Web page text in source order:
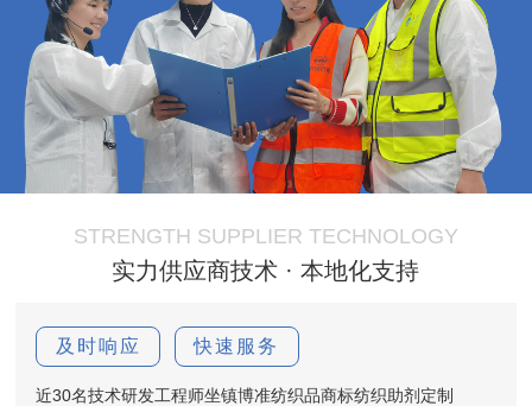
STRENGTH SUPPLIER TECHNOLOGY
实力供应商技术 · 本地化支持
及时响应 快速服务
近30名技术研发工程师坐镇博准纺织品商标纺织助剂定制